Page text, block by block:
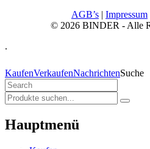
AGB’s | Impressum
© 2026 BINDER - Alle
.
KaufenVerkaufenNachrichtenSuche
Hauptmenü